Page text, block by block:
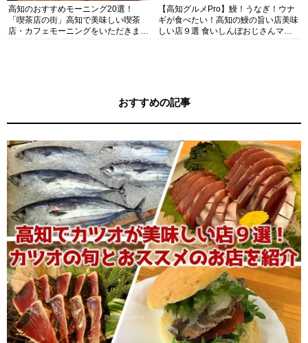
高知のおすすめモーニング20選！
「喫茶店の街」高知で美味しい喫茶
店・カフェモーニングをいただきま
【高知グルメPro】鰻！うなぎ！ウナ
ギが食べたい！高知の鰻の旨い店美味
しい店９選 食いしんぼおじさんマッ
おすすめの記事